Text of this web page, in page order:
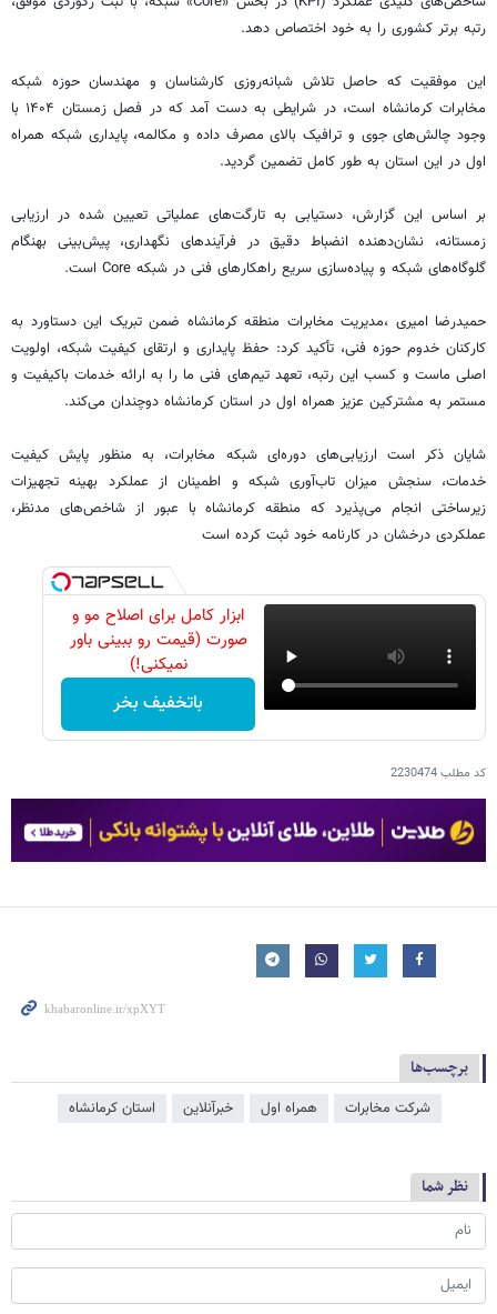
رتبه برتر کشوری را به خود اختصاص دهد.
این موفقیت که حاصل تلاش شبانه‌روزی کارشناسان و مهندسان حوزه شبکه
مخابرات کرمانشاه است، در شرایطی به دست آمد که در فصل زمستان ۱۴۰۴ با
وجود چالش‌های جوی و ترافیک بالای مصرف داده و مکالمه، پایداری شبکه همراه
اول در این استان به طور کامل تضمین گردید.
بر اساس این گزارش، دستیابی به تارگت‌های عملیاتی تعیین شده در ارزیابی
زمستانه، نشان‌دهنده انضباط دقیق در فرآیندهای نگهداری، پیش‌بینی بهنگام
گلوگاه‌های شبکه و پیاده‌سازی سریع راهکارهای فنی در شبکه Core است.
حمیدرضا امیری ،مدیریت مخابرات منطقه کرمانشاه ضمن تبریک این دستاورد به
کارکنان خدوم حوزه فنی، تأکید کرد: حفظ پایداری و ارتقای کیفیت شبکه، اولویت
اصلی ماست و کسب این رتبه، تعهد تیم‌های فنی ما را به ارائه خدمات باکیفیت و
مستمر به مشترکین عزیز همراه اول در استان کرمانشاه دوچندان می‌کند.
شایان ذکر است ارزیابی‌های دوره‌ای شبکه مخابرات، به منظور پایش کیفیت
خدمات، سنجش میزان تاب‌آوری شبکه و اطمینان از عملکرد بهینه تجهیزات
زیرساختی انجام می‌پذیرد که منطقه کرمانشاه با عبور از شاخص‌های مدنظر،
عملکردی درخشان در کارنامه خود ثبت کرده است
ابزار کامل برای اصلاح مو و
صورت (قیمت رو ببینی باور
نمیکنی!)
باتخفیف بخر
کد مطلب2230474
برچسب‌ها
شرکت مخابرات همراه اول خبرآنلاین استان کرمانشاه
نظر شما